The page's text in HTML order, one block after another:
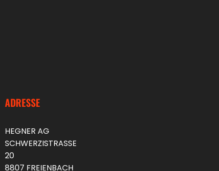
ADRESSE
HEGNER AG
SCHWERZISTRASSE
20
8807 FREIENBACH